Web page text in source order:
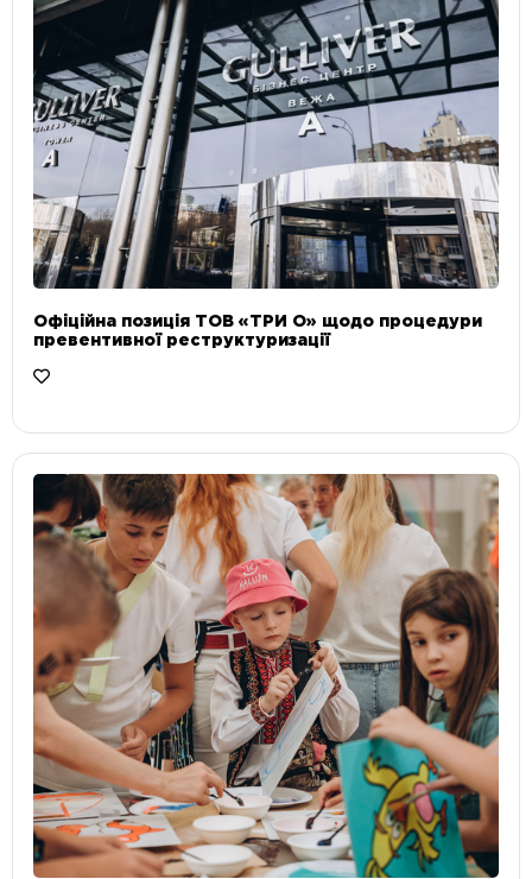
Офіційна позиція ТОВ «ТРИ О» щодо процедури
превентивної реструктуризації